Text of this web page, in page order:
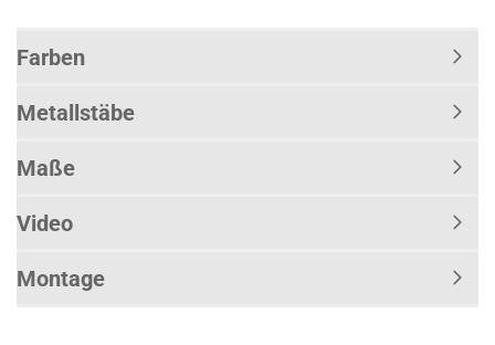
Farben
Metallstäbe
Maße
Video
Montage